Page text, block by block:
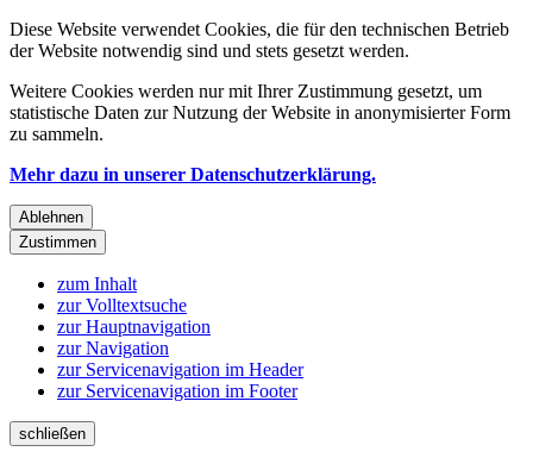
Diese Website verwendet Cookies, die für den technischen Betrieb
der Website notwendig sind und stets gesetzt werden.
Weitere Cookies werden nur mit Ihrer Zustimmung gesetzt, um
statistische Daten zur Nutzung der Website in anonymisierter Form
zu sammeln.
Mehr dazu in unserer Datenschutzerklärung.
Ablehnen
Zustimmen
zum Inhalt
zur Volltextsuche
zur Hauptnavigation
zur Navigation
zur Servicenavigation im Header
zur Servicenavigation im Footer
schließen